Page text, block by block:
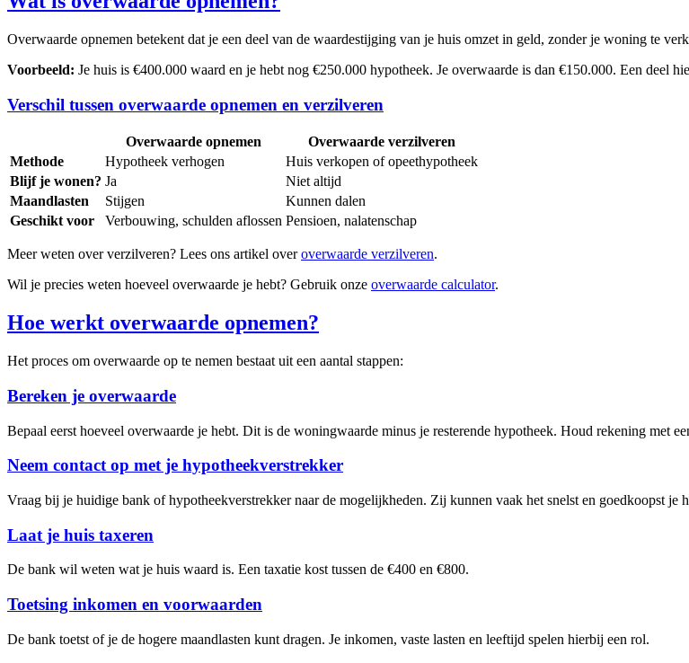
Overwaarde opnemen betekent dat je een deel van de waardestijging van je huis omzet in geld, zonder je woning te
Voorbeeld: Je huis is €400.000 waard en je hebt nog €250.000 hypotheek. Je overwaarde is dan €150.000. Een deel
Verschil tussen overwaarde opnemen en verzilveren
Overwaarde opnemen
Overwaarde verzilveren
Methode
Hypotheek verhogen
Huis verkopen of opeethypotheek
Blijf je wonen? Ja
Niet altijd
Maandlasten
Stijgen
Kunnen dalen
Geschikt voor
Verbouwing, schulden aflossen Pensioen, nalatenschap
Meer weten over verzilveren? Lees ons artikel overoverwaarde verzilveren.
Wil je precies weten hoeveel overwaarde je hebt? Gebruik onze overwaarde calculator.
Hoe werkt overwaarde opnemen?
Het proces om overwaarde op te nemen bestaat uit een aantal stappen:
Bereken je overwaarde
Bepaal eerst hoeveel overwaarde je hebt. Dit is de woningwaarde minus je resterende hypotheek. Houd rekening met
Neem contact op met je hypotheekverstrekker
Vraag bij je huidige bank of hypotheekverstrekker naar de mogelijkheden. Zij kunnen vaak het snelst en goedkoopst je
Laat je huis taxeren
De bank wil weten wat je huis waard is. Een taxatie kost tussen de €400 en €800.
Toetsing inkomen en voorwaarden
De bank toetst of je de hogere maandlasten kunt dragen. Je inkomen, vaste lasten en leeftijd spelen hierbij een rol.